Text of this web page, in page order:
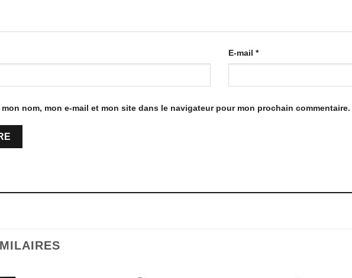
E-mail *
mon nom, mon e-mail et mon site dans le navigateur pour mon prochain commentaire.